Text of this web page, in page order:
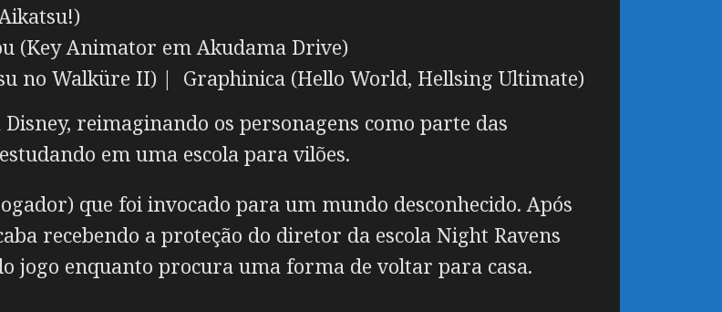
(Key Animator em Akudama Drive)
no Walküre II) | Graphinica (Hello World, Hellsing Ultimate)
reimaginando os personagens como parte das
em uma escola para vilões.
que foi invocado para um mundo desconhecido. Após
recebendo a proteção do diretor da escola Night Ravens
jogo enquanto procura uma forma de voltar para casa.